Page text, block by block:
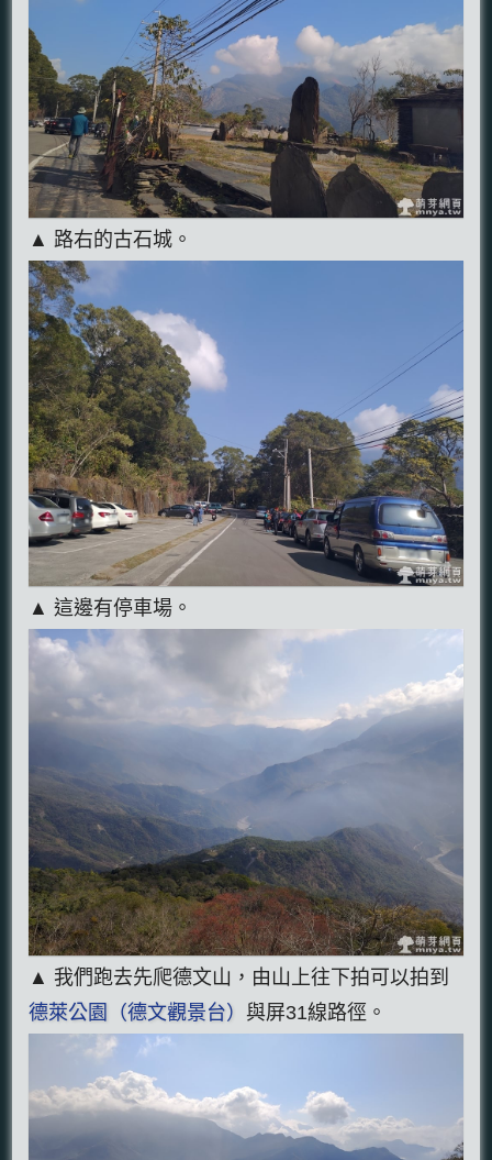
▲ 路右的古石城。
▲ 這邊有停車場。
▲ 我們跑去先爬德文山，由山上往下拍可以拍到
德萊公園（德文觀景台）與屏31線路徑。